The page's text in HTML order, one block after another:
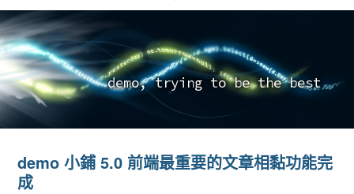
demo, tryi ng to be the best_
demo 小鋪 5.0 前端最重要的文章相黏功能完
成